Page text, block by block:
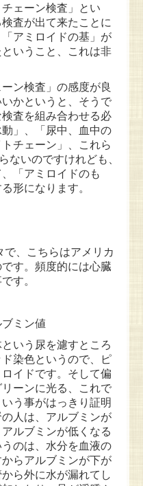
ェーン検査」とい
査が出て来たことに
アミロイドの基」が
いうこと、これは非
ン検査」の感度が良
かというと、そうで
査を組み合わせる必
」、「尿中、血中の
チェーン」、これら
ないのですけれども、
「アミロイドのも
形になります。
、こちらはアメリカ
す。頻度的には心臓
す。
ミン値
いう尿を濾すところ
染色というので、ピ
イドです。そして偏
ーンに光る、これで
う事がはっきり証明
人は、アルブミンが
ルブミンが低くなる
のは、水分を血液の
らアルブミンが下が
ら外に水が漏れてし